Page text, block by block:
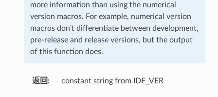
more information than using the numerical
version macros. For example, numerical version
macros don't differentiate between development,
pre-release and release versions, but the output
of this function does.
返回 : constant string from IDF_VER